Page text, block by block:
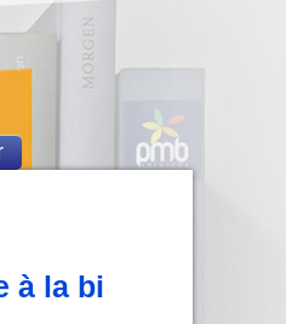
à la bibliothèque